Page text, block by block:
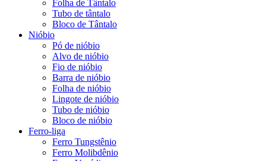
Folha de Tântalo
Tubo de tântalo
Bloco de Tântalo
Nióbio
Pó de nióbio
Alvo de nióbio
Fio de nióbio
Barra de nióbio
Folha de nióbio
Lingote de nióbio
Tubo de nióbio
Bloco de nióbio
Ferro-liga
Ferro Tungstênio
Ferro Molibdênio